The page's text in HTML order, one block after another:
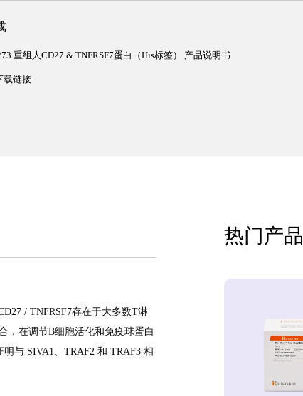
重组人CD27 & TNFRSF7蛋白（His标签） 产品说明书
载链接
/ TNFRSF7存在于大多数T淋
，在调节B细胞活化和免疫球蛋白
与 SIVA1、TRAF2 和 TRAF3 相
热门产品